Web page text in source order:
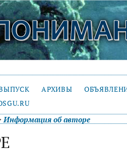
АРХИВЫ
Информация об авторе